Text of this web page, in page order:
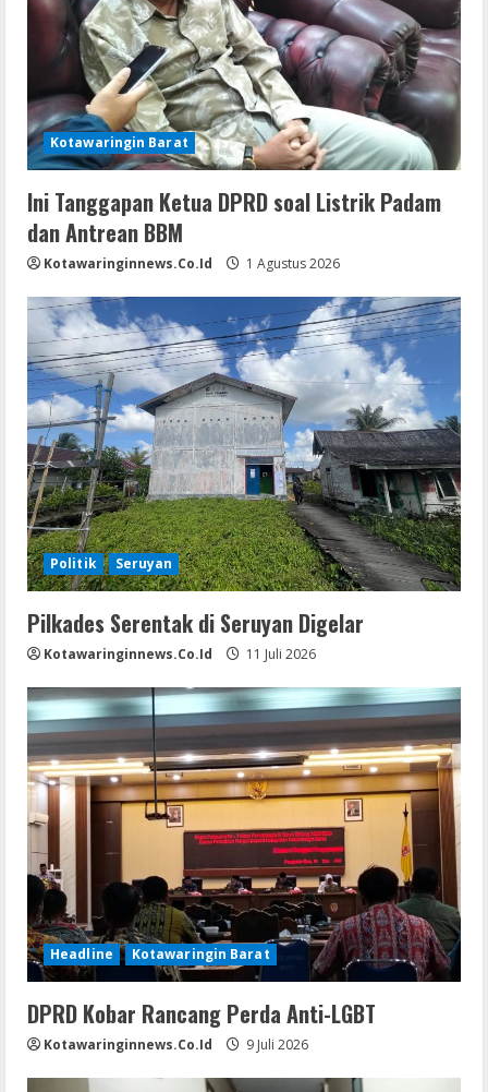
Kotawaringin Barat
Ini Tanggapan Ketua DPRD soal Listrik Padam
dan Antrean BBM
Kotawaringinnews.co.id 1 Agustus 2026
Politik Seruyan
Pilkades Serentak di Seruyan Digelar
Kotawaringinnews.co.id 11 Juli 2026
Headline Kotawaringin Barat
DPRD Kobar Rancang Perda Anti-LGBT
Kotawaringinnews.co.id 9 Juli 2026